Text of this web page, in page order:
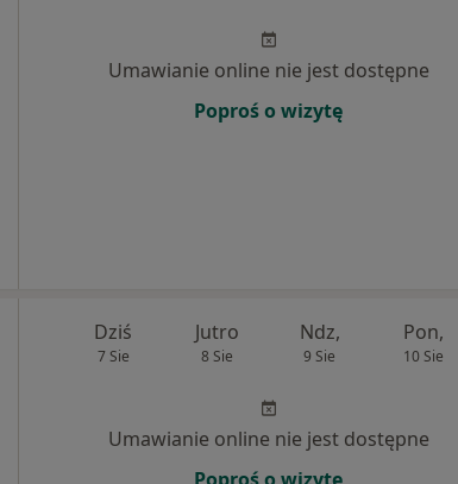
Umawianie online nie jest dostępne
Poproś o wizytę
Dziś
7 Sie
Jutro
8 Sie
Ndz,
9 Sie
Pon,
10 Sie
Umawianie online nie jest dostępne